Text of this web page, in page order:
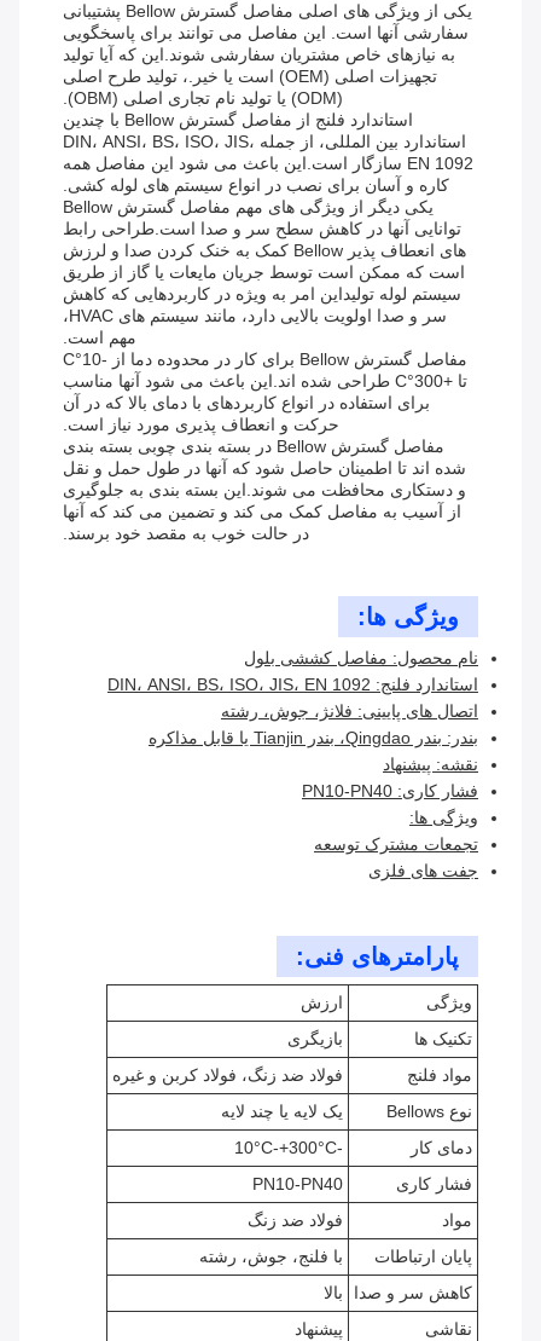
یکی از ویژگی های اصلی مفاصل گسترش Bellow پشتیبانی
سفارشی آنها است. این مفاصل می توانند برای پاسخگویی
به نیازهای خاص مشتریان سفارشی شوند.این که آیا تولید
تجهیزات اصلی (OEM) است یا خیر.، تولید طرح اصلی
(ODM) یا تولید نام تجاری اصلی (OBM).
استاندارد فلنج از مفاصل گسترش Bellow با چندین
استاندارد بین المللی، از جمله DIN، ANSI، BS، ISO، JIS،
EN 1092 سازگار است.این باعث می شود این مفاصل همه
کاره و آسان برای نصب در انواع سیستم های لوله کشی.
یکی دیگر از ویژگی های مهم مفاصل گسترش Bellow
توانایی آنها در کاهش سطح سر و صدا است.طراحی رابط
های انعطاف پذیر Bellow کمک به خنک کردن صدا و لرزش
است که ممکن است توسط جریان مایعات یا گاز از طریق
سیستم لوله تولیداین امر به ویژه در کاربردهایی که کاهش
سر و صدا اولویت بالایی دارد، مانند سیستم های HVAC،
مهم است.
مفاصل گسترش Bellow برای کار در محدوده دما از -10°C
تا +300°C طراحی شده اند.این باعث می شود آنها مناسب
برای استفاده در انواع کاربردهای با دمای بالا که در آن
حرکت و انعطاف پذیری مورد نیاز است.
مفاصل گسترش Bellow در بسته بندی چوبی بسته بندی
شده اند تا اطمینان حاصل شود که آنها در طول حمل و نقل
و دستکاری محافظت می شوند.این بسته بندی به جلوگیری
از آسیب به مفاصل کمک می کند و تضمین می کند که آنها
در حالت خوب به مقصد خود برسند.
ویژگی ها:
نام محصول: مفاصل کششی بلول
استاندارد فلنج: DIN، ANSI، BS، ISO، JIS، EN 1092
اتصال های پایینی: فلانژ، جوش، رشته
بندر: بندر Qingdao، بندر Tianjin یا قابل مذاکره
نقشه: پیشنهاد
فشار کاری: PN10-PN40
ویژگی ها:
تجمعات مشترک توسعه
جفت های فلزی
پارامترهای فنی:
ویژگی
ارزش
تکنیک ها
بازیگری
مواد فلنج
فولاد ضد زنگ، فولاد کربن و غیره
نوع Bellows
یک لایه یا چند لایه
دمای کار
-10°C-+300°C
فشار کاری
PN10-PN40
مواد
فولاد ضد زنگ
پایان ارتباطات
با فلنج، جوش، رشته
کاهش سر و صدا
بالا
نقاشی
پیشنهاد